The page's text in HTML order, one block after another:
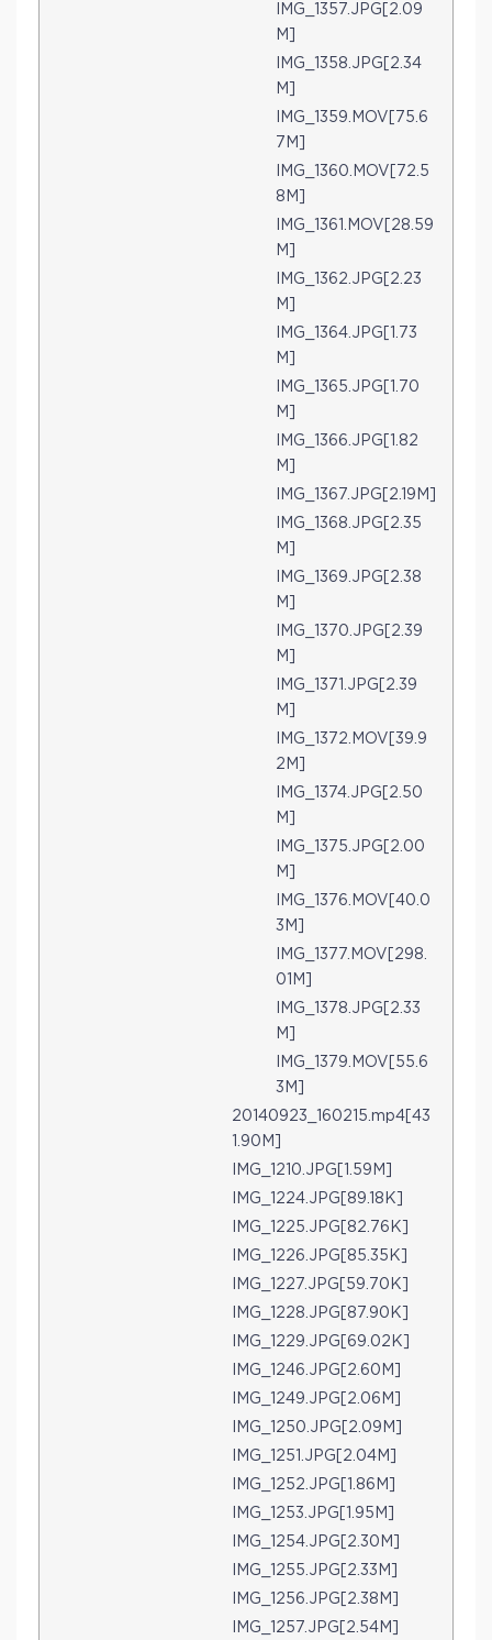
IMG_1357.JPG[2.09
M]
IMG_1358.JPG[2.34
M]
IMG_1359.MOV[75.6
7M]
IMG_1360.MOV[72.5
8M]
IMG_1361.MOV[28.59
M]
IMG_1362.JPG[2.23
M]
IMG_1364.JPG[1.73
M]
IMG_1365.JPG[1.70
M]
IMG_1366.JPG[1.82
M]
IMG_1367.JPG[2.19M]
IMG_1368.JPG[2.35
M]
IMG_1369.JPG[2.38
M]
IMG_1370.JPG[2.39
M]
IMG_1371.JPG[2.39
M]
IMG_1372.MOV[39.9
2M]
IMG_1374.JPG[2.50
M]
IMG_1375.JPG[2.00
M]
IMG_1376.MOV[40.0
3M]
IMG_1377.MOV[298.
01M]
IMG_1378.JPG[2.33
M]
IMG_1379.MOV[55.6
3M]
20140923_160215.mp4[43
1.90M]
IMG_1210.JPG[1.59M]
IMG_1224.JPG[89.18K]
IMG_1225.JPG[82.76K]
IMG_1226.JPG[85.35K]
IMG_1227.JPG[59.70K]
IMG_1228.JPG[87.90K]
IMG_1229.JPG[69.02K]
IMG_1246.JPG[2.60M]
IMG_1249.JPG[2.06M]
IMG_1250.JPG[2.09M]
IMG_1251.JPG[2.04M]
IMG_1252.JPG[1.86M]
IMG_1253.JPG[1.95M]
IMG_1254.JPG[2.30M]
IMG_1255.JPG[2.33M]
IMG_1256.JPG[2.38M]
IMG_1257.JPG[2.54M]